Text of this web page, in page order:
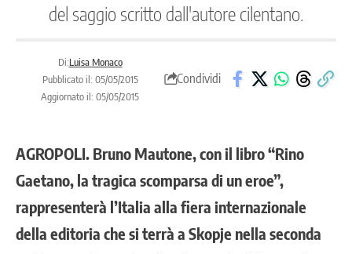
del saggio scritto dall'autore cilentano.
Di:Luisa Monaco
Pubblicato il: 05/05/2015
Aggiornato il: 05/05/2015
Condividi
AGROPOLI. Bruno Mautone, con il libro “Rino
Gaetano, la tragica scomparsa di un eroe”,
rappresenterà l’Italia alla fiera internazionale
della editoria che si terrà a Skopje nella seconda